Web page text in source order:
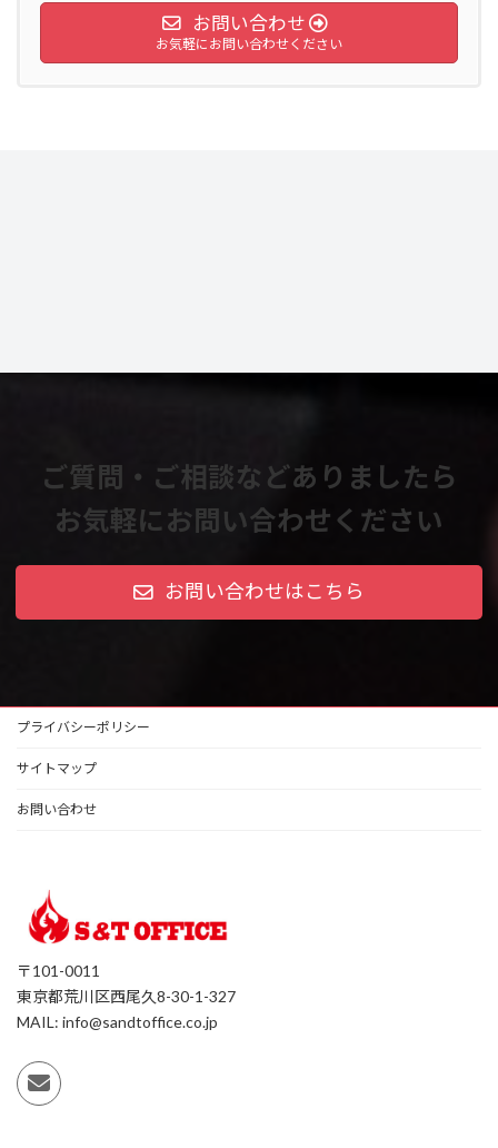
お問い合わせ
お気軽にお問い合わせください
ご質問・ご相談などありましたら
お気軽にお問い合わせください
お問い合わせはこちら
プライバシーポリシー
サイトマップ
お問い合わせ
〒101-0011
東京都荒川区西尾久8-30-1-327
MAIL: info@sandtoffice.co.jp